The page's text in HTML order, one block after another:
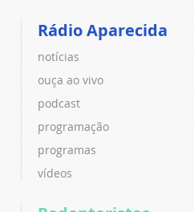
Rádio Aparecida
notícias
ouça ao vivo
podcast
programação
programas
vídeos